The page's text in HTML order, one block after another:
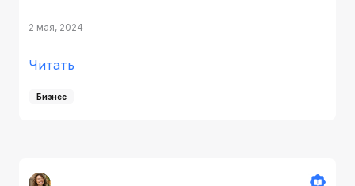
2 мая, 2024
Читать
Бизнес